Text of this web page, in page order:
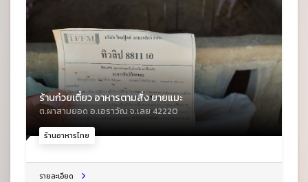
ร้านอาหารไทย
ร้านก๋วยเตี๋ยว อาหารตามสั่ง ยายแมะ
ต.ผาสามยอด อ.เอราวัณ จ.เลย 42220
รายละเอียด